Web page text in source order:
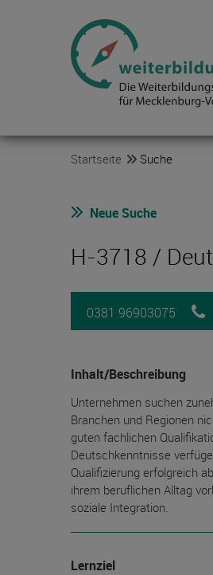
Startseite Suche
Neue Suche
H-3718 /
0381 96903075
Inhalt/Beschreibung
Unternehmen suchen
Branchen und Regionen
guten fachlichen
Deutschkenntnisse
Qualifizierung erfolgreich
ihrem beruflichen Alltag
soziale Integration.
Lernziel